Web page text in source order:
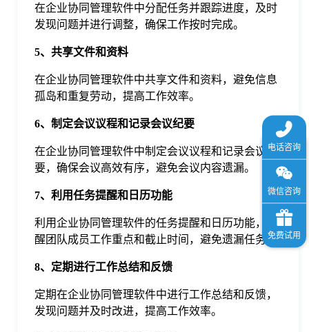
在企业协同管理软件中分配任务并跟踪进度，及时
发现问题并进行调整，确保工作按时完成。
5、共享文件和资料
在企业协同管理软件中共享文件和资料，避免信息
孤岛和重复劳动，提高工作效率。
6、制定会议议程和记录会议纪要
在企业协同管理软件中制定会议议程和记录会议纪
要，确保会议高效有序，避免会议内容遗漏。
7、利用任务提醒和日历功能
利用企业协同管理软件的任务提醒和日历功能，提
醒团队成员工作重点和截止时间，避免遗漏任务。
8、定期进行工作总结和反馈
定期在企业协同管理软件中进行工作总结和反馈，
发现问题并及时改进，提高工作效率。